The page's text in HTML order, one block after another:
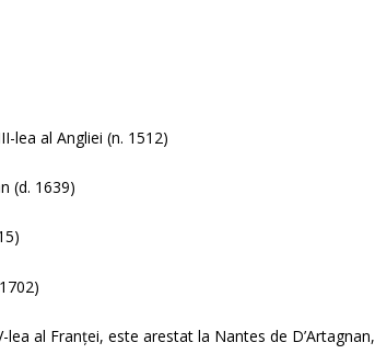
lea al Angliei (n. 1512)
(d. 1639)
al Franței, este arestat la Nantes de D’Artagnan,